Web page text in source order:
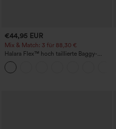
€44,95 EUR
Mix & Match: 3 für 88,30 €
Halara Flex™ hoch taillierte Baggy-
Jeans mit Taschen, weitem Bein,
stonewashed, lässig